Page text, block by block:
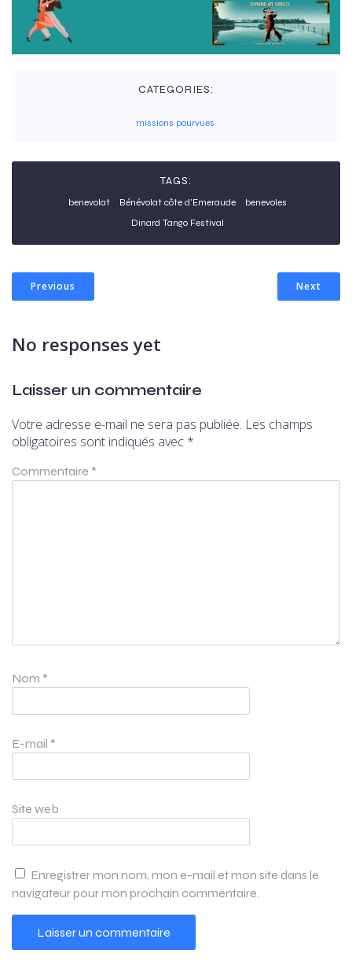
CATEGORIES:
missions pourvues
TAGS:
benevolat Bénévolat côte d'Emeraude
benevoles
Dinard Tango Festival
Previous Next
No responses yet
Laisser un commentaire
Votre adresse e-mail ne sera pas publiée. Les champs
obligatoires sont indiqués avec *
Commentaire *
Nom *
E-mail *
Site web
Enregistrer mon nom, mon e-mail et mon site dans le
navigateur pour mon prochain commentaire.